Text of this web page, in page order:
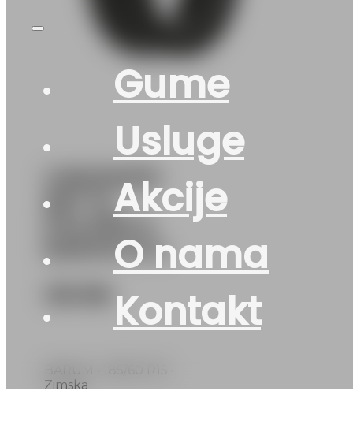
Gume
Usluge
Akcije
O nama
Kontakt
G185/60R15
88T XL
BARUM EVc
Zimska